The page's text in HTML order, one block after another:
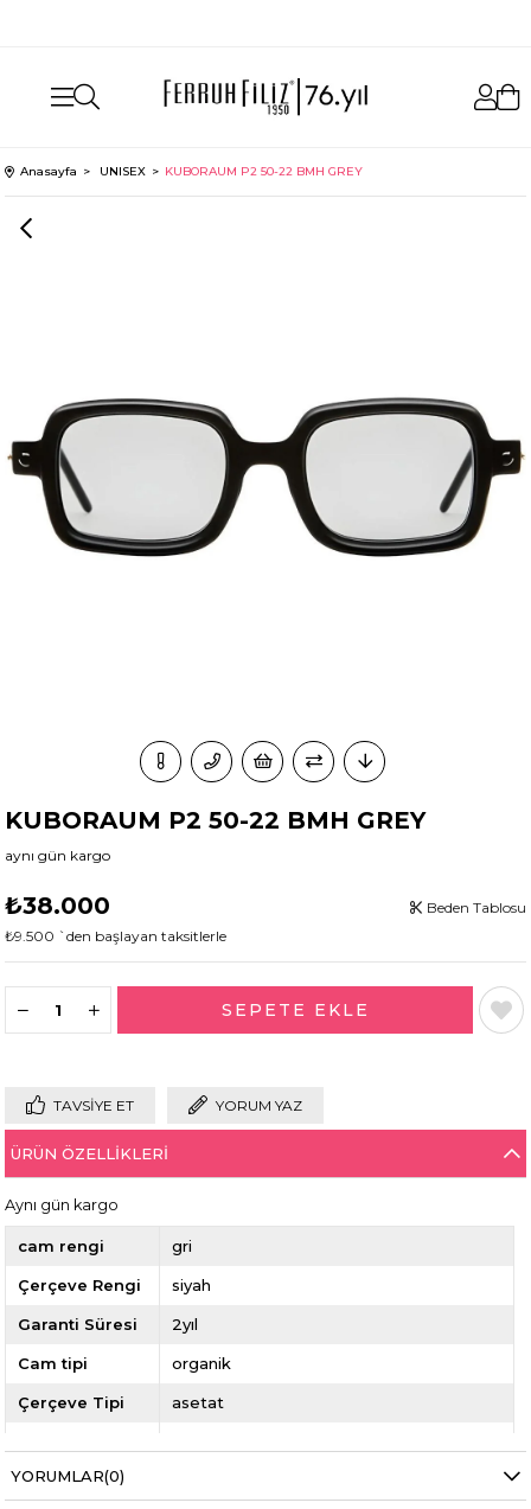
Anasayfa UNISEX KUBORAUM P2 50-22 BMH GREY
KUBORAUM P2 50-22 BMH GREY
aynı gün kargo
₺38.000
₺9.500 `den başlayan taksitlerle
Beden Tablosu
TAVSIYE ET YORUM YAZ
ÜRÜN ÖZELLIKLERI
Aynı gün kargo
cam rengi gri
Çerçeve Rengi siyah
Garanti Süresi 2yıl
Cam tipi organik
Çerçeve Tipi asetat
burun aralığı
YORUMLAR(0)